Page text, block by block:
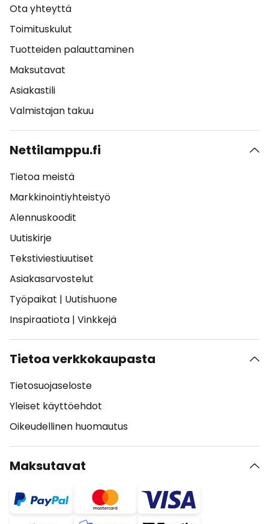
Ota yhteyttä
Toimituskulut
Tuotteiden palauttaminen
Maksutavat
Asiakastili
Valmistajan takuu
Nettilamppu.fi
Tietoa meistä
Markkinointiyhteistyö
Alennuskoodit
Uutiskirje
Tekstiviestiuutiset
Asiakasarvostelut
Työpaikat | Uutishuone
Inspiraatiota | Vinkkejä
Tietoa verkkokaupasta
Tietosuojaseloste
Yleiset käyttöehdot
Oikeudellinen huomautus
Maksutavat